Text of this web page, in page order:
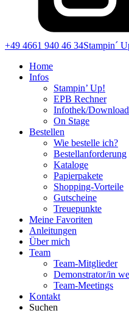
+49 4661 940 46 34Stampin´
Home
Infos
Stampin’ Up!
EPB Rechner
Infothek/
On Stage
Bestellen
Wie bestelle ich?
Bestellanforderung
Kataloge
Papierpakete
Shopping-Vorteile
Gutscheine
Treuepunkte
Meine Favoriten
Anleitungen
Über mich
Team
Team-Mitglieder
Demonstrator/in
Team-Meetings
Kontakt
Suchen